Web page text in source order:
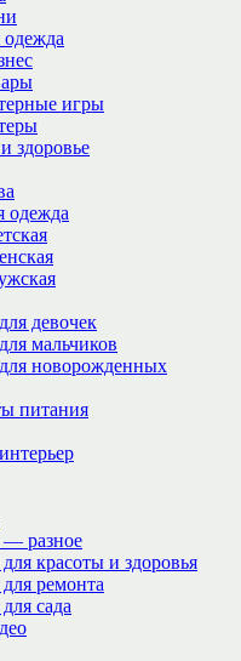
игры
здоровье
одежда
девочек
мальчиков
новорожденных
питания
— разное
красоты и здоровья
ремонта
сада